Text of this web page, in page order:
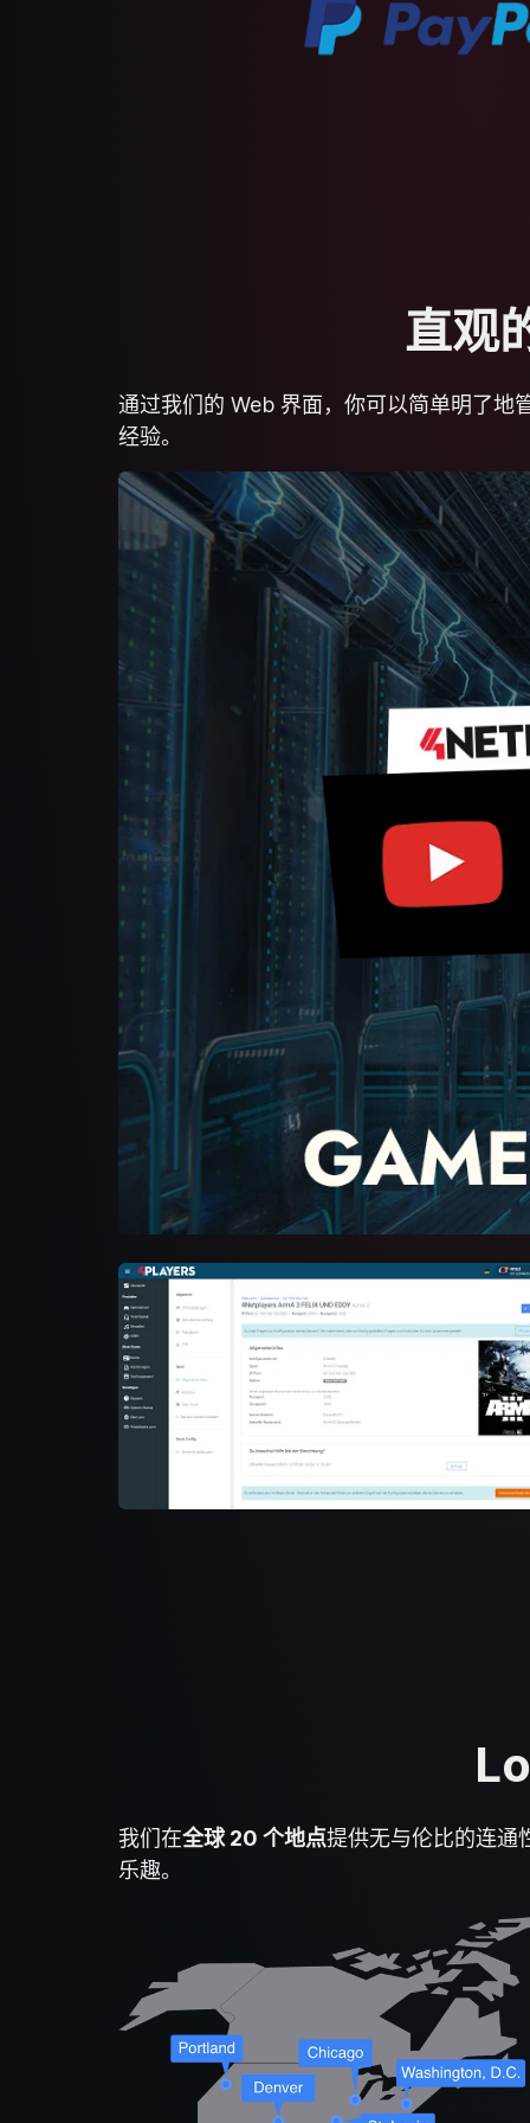
直观
通过我们的 Web 界面，你可以简单明了地
经验。
我们在全球 20 个地点提供无与伦比的连通
乐趣。